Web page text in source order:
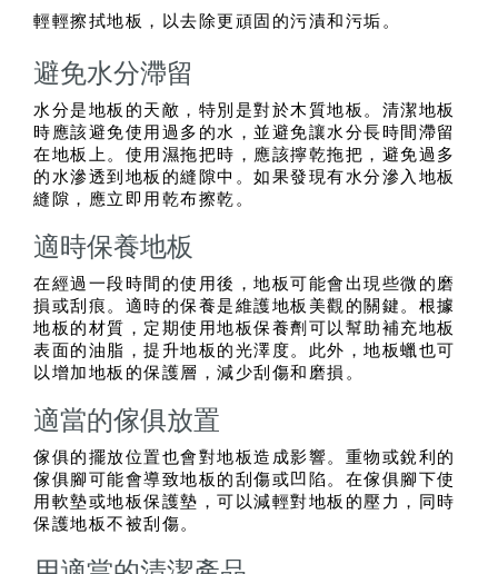
輕輕擦拭地板，以去除更頑固的污漬和污垢。
避免水分滯留
水分是地板的天敵，特別是對於木質地板。清潔地板
時應該避免使用過多的水，並避免讓水分長時間滯留
在地板上。使用濕拖把時，應該擰乾拖把，避免過多
的水滲透到地板的縫隙中。如果發現有水分滲入地板
縫隙，應立即用乾布擦乾。
適時保養地板
在經過一段時間的使用後，地板可能會出現些微的磨
損或刮痕。適時的保養是維護地板美觀的關鍵。根據
地板的材質，定期使用地板保養劑可以幫助補充地板
表面的油脂，提升地板的光澤度。此外，地板蠟也可
以增加地板的保護層，減少刮傷和磨損。
適當的傢俱放置
傢俱的擺放位置也會對地板造成影響。重物或銳利的
傢俱腳可能會導致地板的刮傷或凹陷。在傢俱腳下使
用軟墊或地板保護墊，可以減輕對地板的壓力，同時
保護地板不被刮傷。